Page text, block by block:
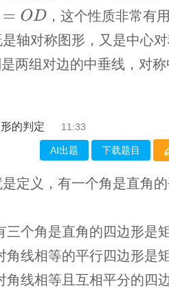
，这个性质非常有
轴对称图形，又是中心
两组对边的中垂线，对
的判定 11:33
AI出题 下载题目
定义，有一个角是直角
三个角是直角的四边形是
角线相等的平行四边形是
角线相等且互相平分的四